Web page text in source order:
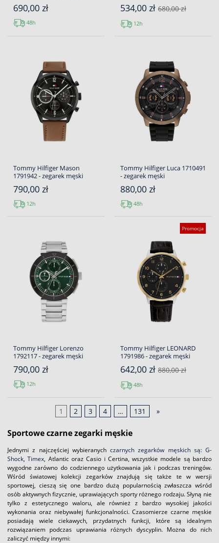
690,00 zł
48h
534,00 zł 680,00 zł
12h
Tommy Hilfiger Mason
1791942 - zegarek męski
790,00 zł
12h
Tommy Hilfiger Luca 1710491
- zegarek męski
880,00 zł
48h
Tommy Hilfiger Lorenzo
1792117 - zegarek męski
790,00 zł
12h
Promocja
Tommy Hilfiger LEONARD
1791986 - zegarek męski
642,00 zł 880,00 zł
48h
1 2 3 4 … 131 »
Sportowe czarne zegarki męskie
Jednymi z najczęściej wybieranychczarnych zegarków męskich są: G-
Shock,Timex, Atlantic oraz Casio i Certina, wszystkie modele są bardzo
wygodne zarówno do codziennego użytkowania jak i podczas treningów.
Wśród światowej kolekcji zegarków znajdują się także te w wersji
sportowej, cieszą się one bardzo dużą popularnością zwłaszcza wśród
osób aktywnych fizycznie, uprawiających sporty różnego rodzaju. Słyną nie
tylko z estetycznego waloru, ale również z bardzo wysokiej jakości
wykonania oraz niebywałej funkcjonalności. Czasomierze czarne męskie
posiadają wiele ciekawych, przydatnych funkcji, które są idealnym
rozwiązaniem podczas uprawiania różnych dyscyplin. Można do nich
zaliczyć między innymi: